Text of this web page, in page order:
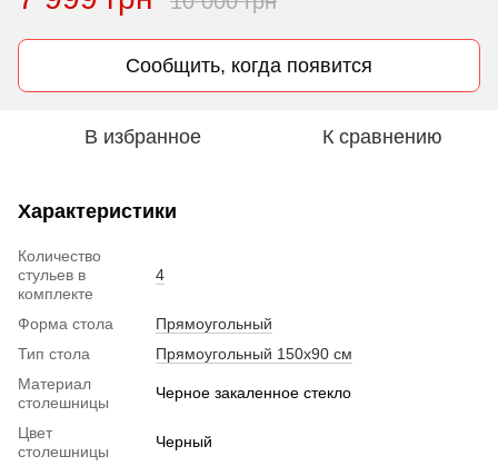
Сообщить, когда появится
В избранное К сравнению
Характеристики
Количество
стульев в
комплекте
4
Форма стола
Прямоугольный
Тип стола
Прямоугольный 150х90 см
Материал
столешницы
Черное закаленное стекло
Цвет
столешницы
Черный